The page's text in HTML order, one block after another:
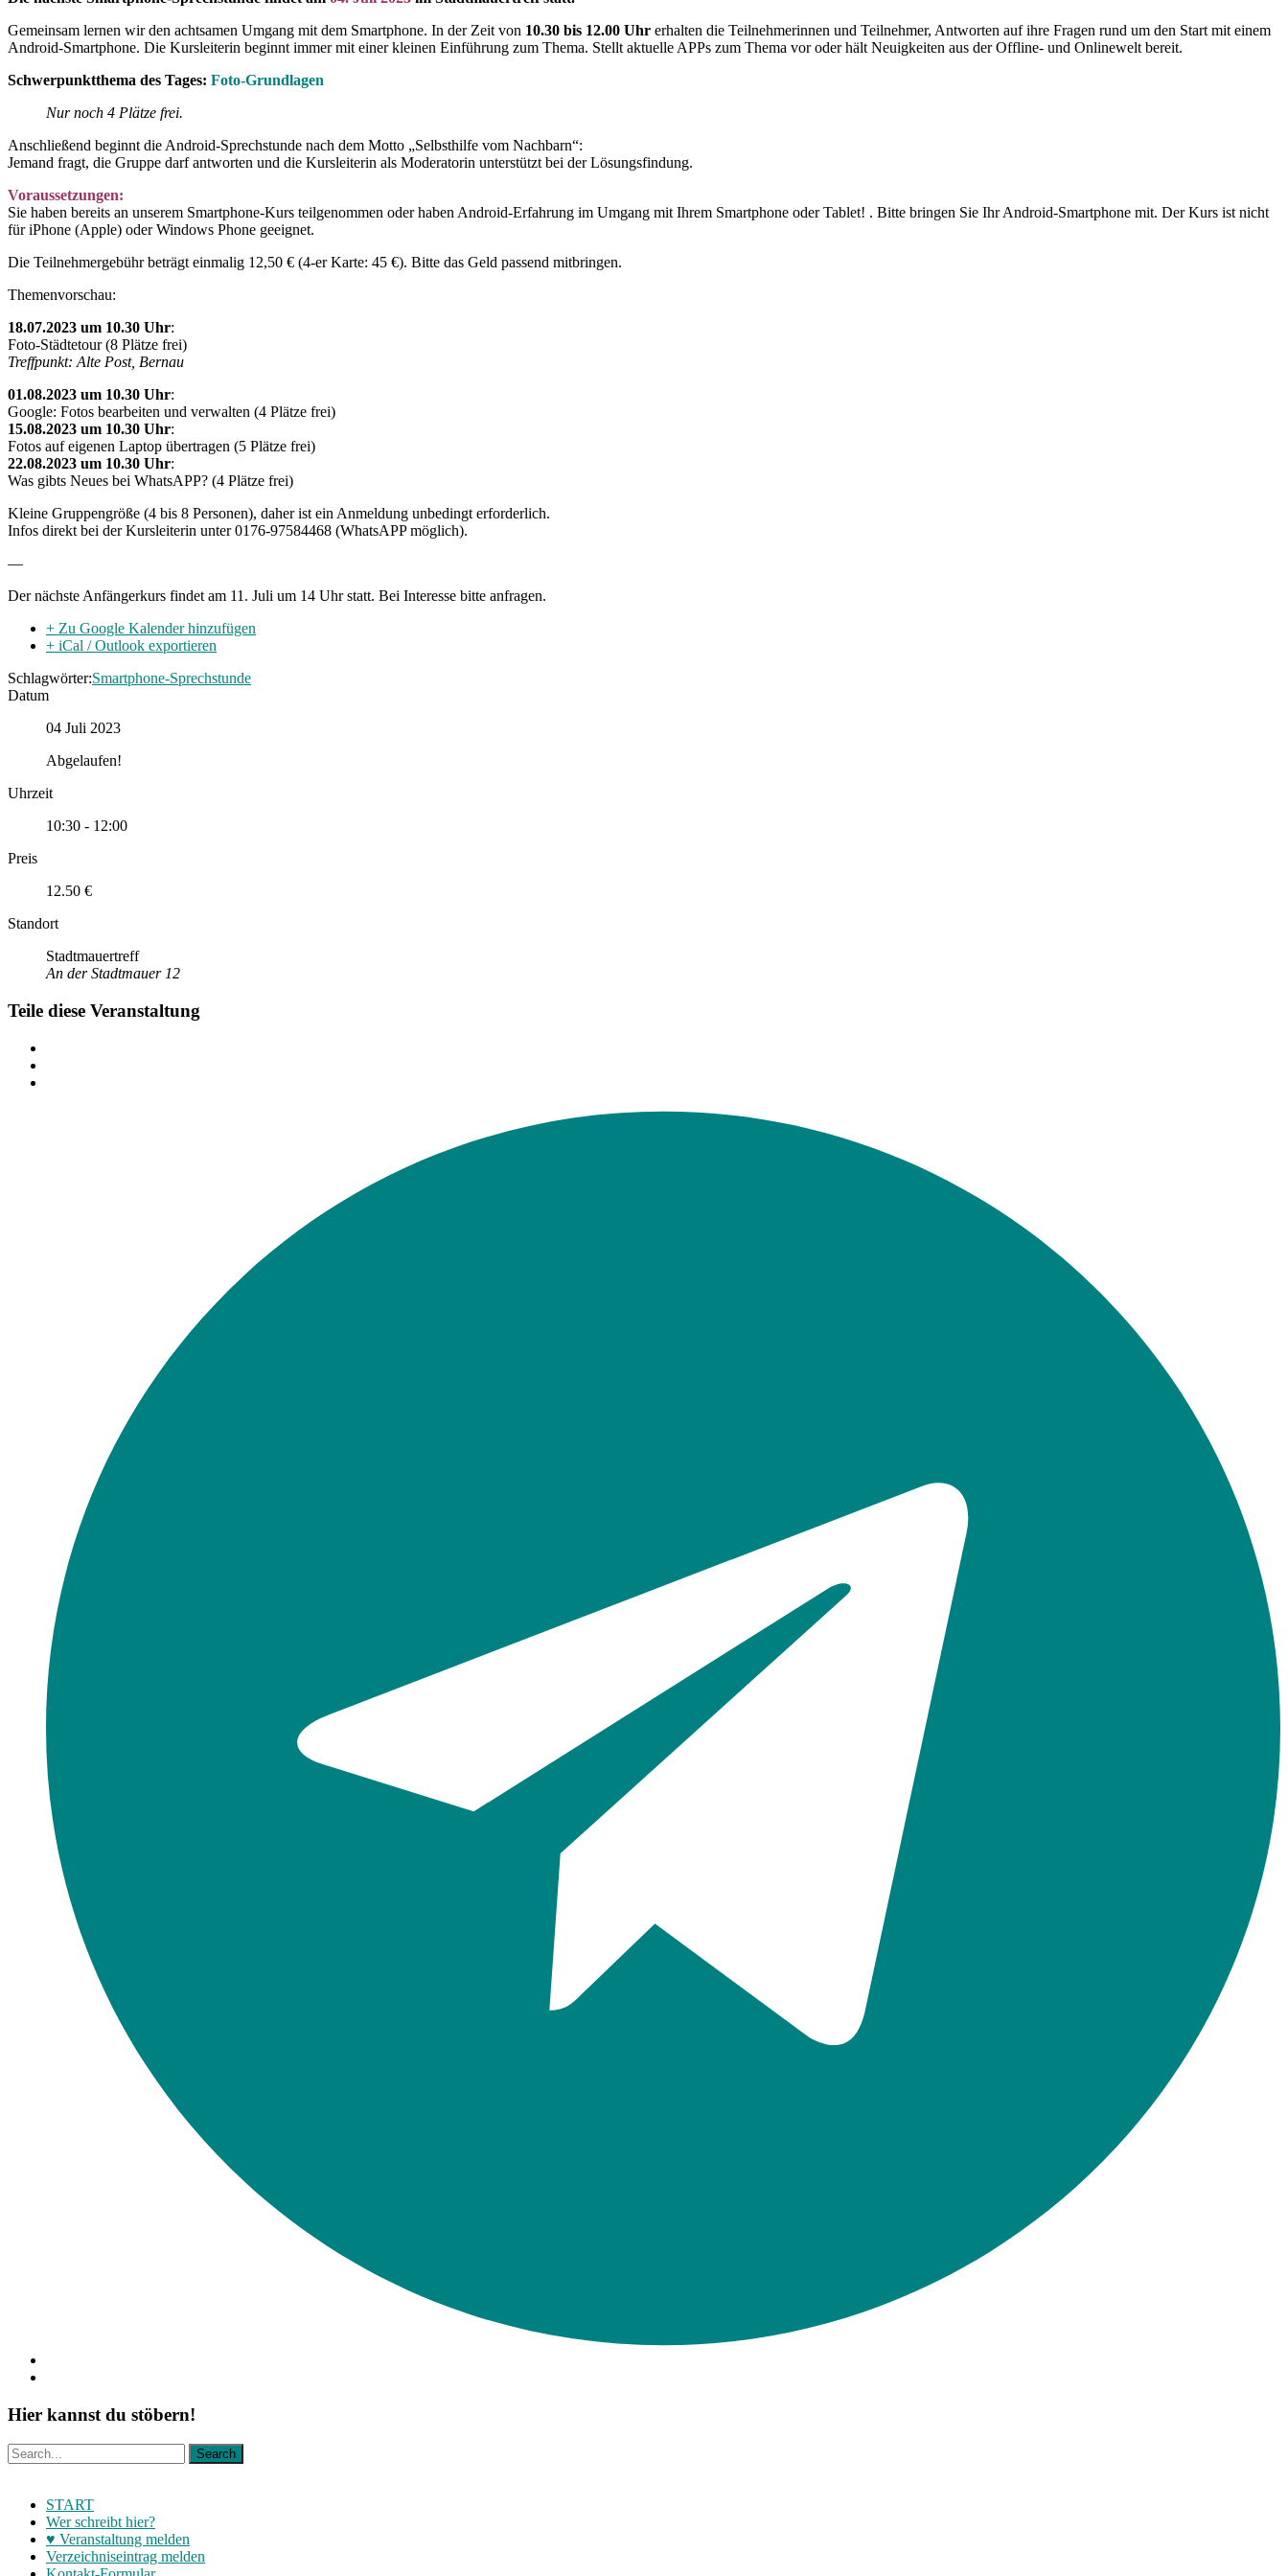
Gemeinsam lernen wir den achtsamen Umgang mit dem Smartphone. In der Zeit von 10.30 bis 12.00 Uhr erhalten die Teilnehmerinnen und Teilnehmer, Antworten auf ihre Fragen rund um den Start mit einem
Android-Smartphone. Die Kursleiterin beginnt immer mit einer kleinen Einführung zum Thema. Stellt aktuelle APPs zum Thema vor oder hält Neuigkeiten aus der Offline- und Onlinewelt bereit.
Schwerpunktthema des Tages: Foto-Grundlagen
Nur noch 4 Plätze frei.
Anschließend beginnt die Android-Sprechstunde nach dem Motto „Selbsthilfe vom Nachbarn“:
Jemand fragt, die Gruppe darf antworten und die Kursleiterin als Moderatorin unterstützt bei der Lösungsfindung.
Voraussetzungen:
Sie haben bereits an unserem Smartphone-Kurs teilgenommen oder haben Android-Erfahrung im Umgang mit Ihrem Smartphone oder Tablet! . Bitte bringen Sie Ihr Android-Smartphone mit. Der Kurs ist nicht
für iPhone (Apple) oder Windows Phone geeignet.
Die Teilnehmergebühr beträgt einmalig 12,50 € (4-er Karte: 45 €). Bitte das Geld passend mitbringen.
Themenvorschau:
18.07.2023 um 10.30 Uhr:
Foto-Städtetour (8 Plätze frei)
Treffpunkt: Alte Post, Bernau
01.08.2023 um 10.30 Uhr:
Google: Fotos bearbeiten und verwalten (4 Plätze frei)
15.08.2023 um 10.30 Uhr:
Fotos auf eigenen Laptop übertragen (5 Plätze frei)
22.08.2023 um 10.30 Uhr:
Was gibts Neues bei WhatsAPP? (4 Plätze frei)
Kleine Gruppengröße (4 bis 8 Personen), daher ist ein Anmeldung unbedingt erforderlich.
Infos direkt bei der Kursleiterin unter 0176-97584468 (WhatsAPP möglich).
—
Der nächste Anfängerkurs findet am 11. Juli um 14 Uhr statt. Bei Interesse bitte anfragen.
+ Zu Google Kalender hinzufügen
+ iCal / Outlook exportieren
Schlagwörter:Smartphone-Sprechstunde
Datum
04 Juli 2023
Abgelaufen!
Uhrzeit
10:30 - 12:00
Preis
12.50 €
Standort
Stadtmauertreff
An der Stadtmauer 12
Teile diese Veranstaltung
Hier kannst du stöbern!
START
Wer schreibt hier?
♥ Veranstaltung melden
Verzeichniseintrag melden